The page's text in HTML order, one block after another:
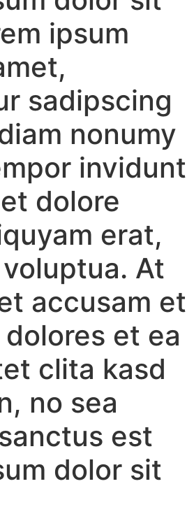
ipsum
sadipscing
nonumy
invidunt
dolore
erat,
At
accusam et
et ea
clita kasd
no sea
est
dolor sit